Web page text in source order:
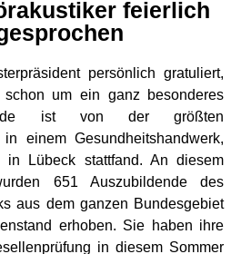
feierlich
persönlich gratuliert,
um ein ganz besonderes
ist von der größten
in einem Gesundheitshandwerk,
Lübeck stattfand. An diesem
651 Auszubildende des
aus dem ganzen Bundesgebiet
erhoben. Sie haben ihre
in diesem Sommer